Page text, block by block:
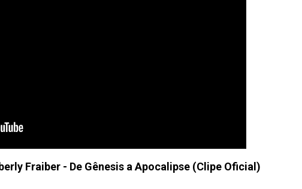
Fraiber - De Gênesis a Apocalipse (Clipe Oficial)